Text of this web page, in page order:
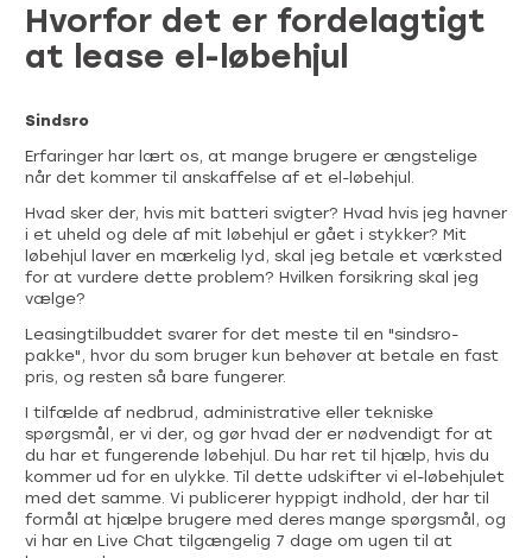
Hvorfor det er fordelagtigt
at lease el-løbehjul
Sindsro
Erfaringer har lært os, at mange brugere er ængstelige
når det kommer til anskaffelse af et el-løbehjul.
Hvad sker der, hvis mit batteri svigter? Hvad hvis jeg havner
i et uheld og dele af mit løbehjul er gået i stykker? Mit
løbehjul laver en mærkelig lyd, skal jeg betale et værksted
for at vurdere dette problem? Hvilken forsikring skal jeg
vælge?
Leasingtilbuddet svarer for det meste til en "sindsro-
pakke", hvor du som bruger kun behøver at betale en fast
pris, og resten så bare fungerer.
I tilfælde af nedbrud, administrative eller tekniske
spørgsmål, er vi der, og gør hvad der er nødvendigt for at
du har et fungerende løbehjul. Du har ret til hjælp, hvis du
kommer ud for en ulykke. Til dette udskifter vi el-løbehjulet
med det samme. Vi publicerer hyppigt indhold, der har til
formål at hjælpe brugere med deres mange spørgsmål, og
vi har en Live Chat tilgængelig 7 dage om ugen til at